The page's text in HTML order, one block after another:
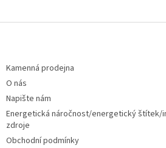
Kamenná prodejna
O nás
Napište nám
Energetická náročnost/energetický štítek/
zdroje
Obchodní podmínky